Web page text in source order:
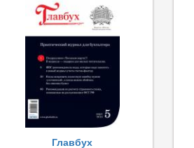
Главбух